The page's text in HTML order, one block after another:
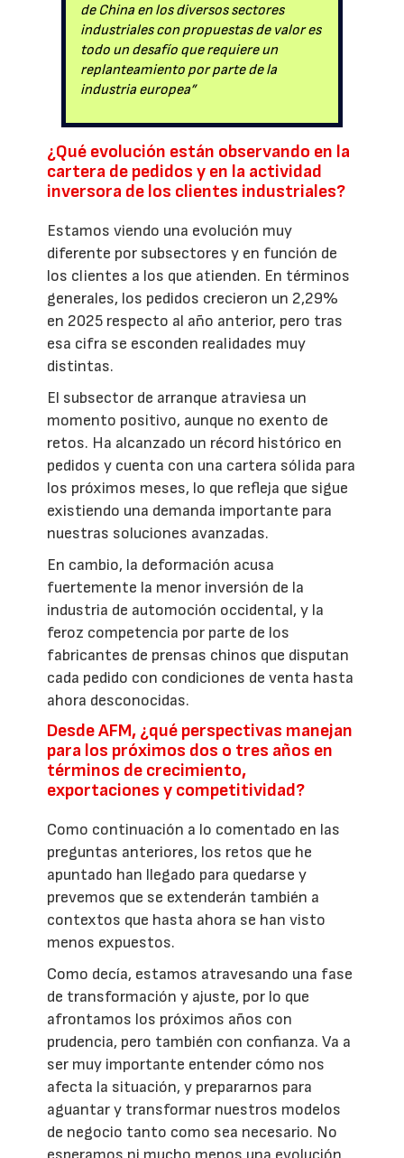
de China en los diversos sectores
industriales con propuestas de valor es
todo un desafío que requiere un
replanteamiento por parte de la
industria europea”
¿Qué evolución están observando en la
cartera de pedidos y en la actividad
inversora de los clientes industriales?
Estamos viendo una evolución muy
diferente por subsectores y en función de
los clientes a los que atienden. En términos
generales, los pedidos crecieron un 2,29%
en 2025 respecto al año anterior, pero tras
esa cifra se esconden realidades muy
distintas.
El subsector de arranque atraviesa un
momento positivo, aunque no exento de
retos. Ha alcanzado un récord histórico en
pedidos y cuenta con una cartera sólida para
los próximos meses, lo que refleja que sigue
existiendo una demanda importante para
nuestras soluciones avanzadas.
En cambio, la deformación acusa
fuertemente la menor inversión de la
industria de automoción occidental, y la
feroz competencia por parte de los
fabricantes de prensas chinos que disputan
cada pedido con condiciones de venta hasta
ahora desconocidas.
Desde AFM, ¿qué perspectivas manejan
para los próximos dos o tres años en
términos de crecimiento,
exportaciones y competitividad?
Como continuación a lo comentado en las
preguntas anteriores, los retos que he
apuntado han llegado para quedarse y
prevemos que se extenderán también a
contextos que hasta ahora se han visto
menos expuestos.
Como decía, estamos atravesando una fase
de transformación y ajuste, por lo que
afrontamos los próximos años con
prudencia, pero también con confianza. Va a
ser muy importante entender cómo nos
afecta la situación, y prepararnos para
aguantar y transformar nuestros modelos
de negocio tanto como sea necesario. No